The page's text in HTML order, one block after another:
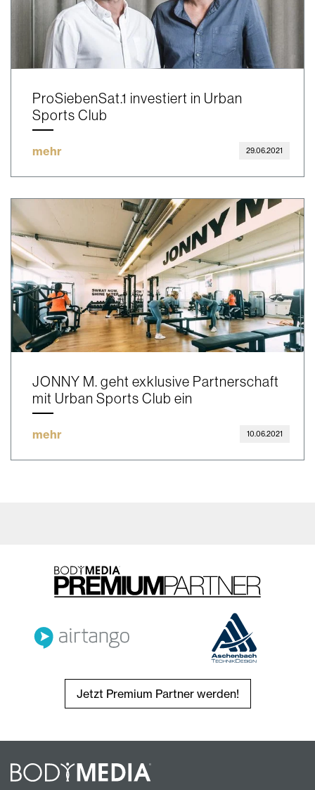
ProSiebenSat.1 investiert in Urban
Sports Club
mehr 29.06.2021
JONNY M. geht exklusive Partnerschaft
mit Urban Sports Club ein
mehr 10.06.2021
Jetzt Premium Partner werden!